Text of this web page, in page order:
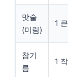
맛술
(미림)
1
참기
름
1